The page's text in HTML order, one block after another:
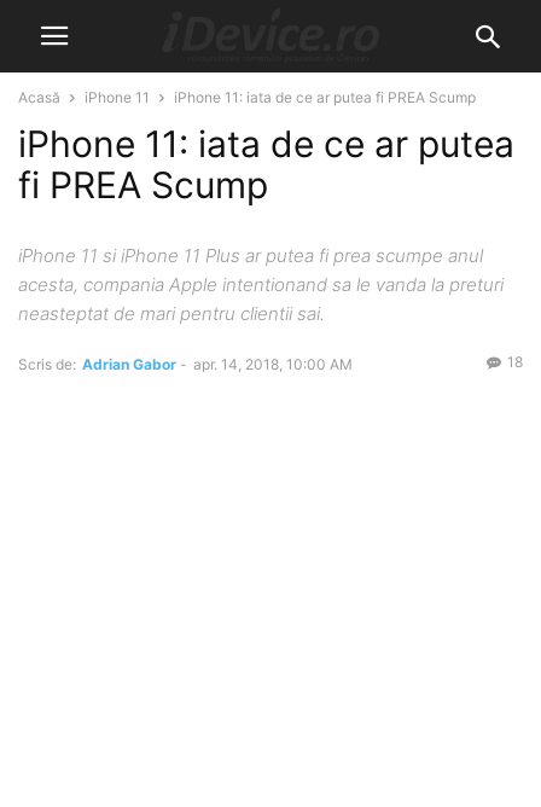
Acasă iPhone 11 iPhone 11: iata de ce ar putea fi PREA Scump
iPhone 11: iata de ce ar putea
fi PREA Scump
iPhone 11 si iPhone 11 Plus ar putea fi prea scumpe anul
acesta, compania Apple intentionand sa le vanda la preturi
neasteptat de mari pentru clientii sai.
Scris de: Adrian Gabor - apr. 14, 2018, 10:00 AM 18